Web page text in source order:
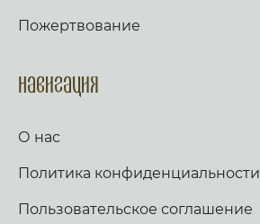
Пожертвование
Навигация
О нас
Политика конфиденциальности
Пользовательское соглашение